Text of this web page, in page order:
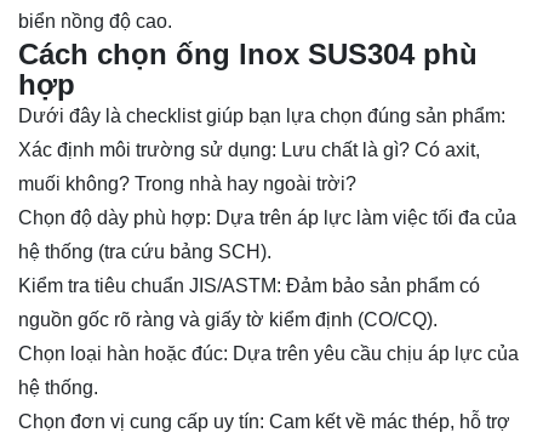
biển nồng độ cao.
Cách chọn ống lnox SUS304 phù
hợp
Dưới đây là checklist giúp bạn lựa chọn đúng sản phẩm:
Xác định môi trường sử dụng: Lưu chất là gì? Có axit,
muối không? Trong nhà hay ngoài trời?
Chọn độ dày phù hợp: Dựa trên áp lực làm việc tối đa của
hệ thống (tra cứu bảng SCH).
Kiểm tra tiêu chuẩn JIS/ASTM: Đảm bảo sản phẩm có
nguồn gốc rõ ràng và giấy tờ kiểm định (CO/CQ).
Chọn loại hàn hoặc đúc: Dựa trên yêu cầu chịu áp lực của
hệ thống.
Chọn đơn vị cung cấp uy tín: Cam kết về mác thép, hỗ trợ